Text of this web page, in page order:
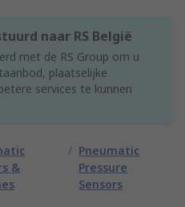
naar RS België
met de RS Group om u
plaatselijke
services te kunnen
&
/ Pneumatic
Pressure
Sensors